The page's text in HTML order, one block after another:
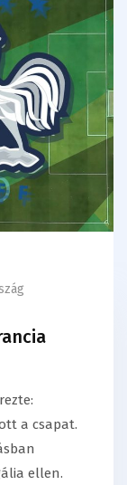
a csapat.
ellen.